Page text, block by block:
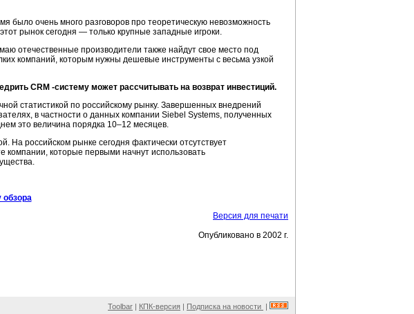
было очень много разговоров про теоретическую невозможность
рынок сегодня — только крупные западные игроки.
отечественные производители также найдут свое место под
компаний, которым нужны дешевые инструменты с весьма узкой
CRM -систему может рассчитывать на возврат инвестиций.
статистикой по российскому рынку. Завершенных внедрений
в частности о данных компании Siebel Systems, полученных
это величина порядка 10–12 месяцев.
На российском рынке сегодня фактически отсутствует
компании, которые первыми начнут использовать
обзора
Версия для печати
Опубликовано в 2002 г.
Toolbar | КПК-версия | Подписка на новости |